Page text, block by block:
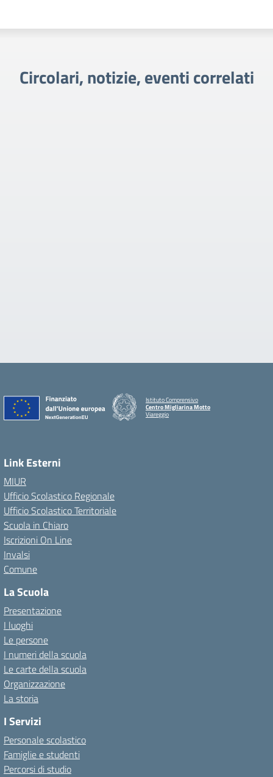
Circolari, notizie, eventi correlati
Istituto Comprensivo
Centro Migliarina Motto
Viareggio
Link Esterni
MIUR
Ufficio Scolastico Regionale
Ufficio Scolastico Territoriale
Scuola in Chiaro
Iscrizioni On Line
Invalsi
Comune
La Scuola
Presentazione
I luoghi
Le persone
I numeri della scuola
Le carte della scuola
Organizzazione
La storia
I Servizi
Personale scolastico
Famiglie e studenti
Percorsi di studio